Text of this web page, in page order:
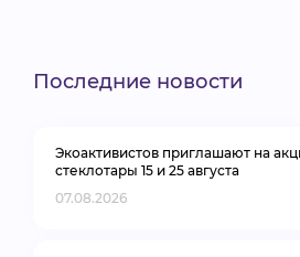
Последние новости
Экоактивистов приглашают на
стеклотары 15 и 25 августа
07.08.2026